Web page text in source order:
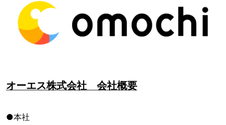
オーエス株式会社 会社概要
●本社